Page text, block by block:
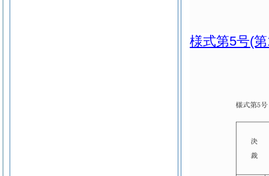
様式第5号(